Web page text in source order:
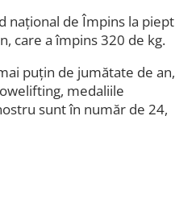
naţional de Împins la piept
care a împins 320 de kg.
puţin de jumătate de an,
medaliile
sunt în număr de 24,